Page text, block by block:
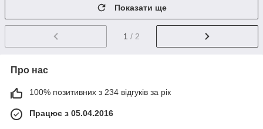
Показати ще
1 / 2
Про нас
100% позитивних з 234 відгуків за рік
Працює з 05.04.2016